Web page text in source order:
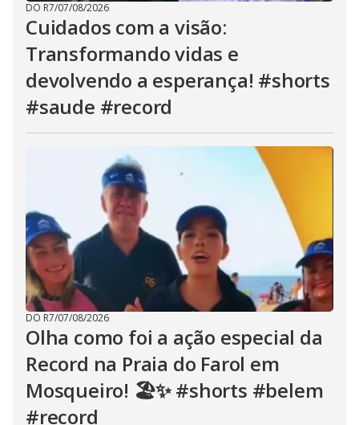
DO R7/07/08/2026
Cuidados com a visão:
Transformando vidas e
devolvendo a esperança! #shorts
#saude #record
DO R7/07/08/2026
Olha como foi a ação especial da
Record na Praia do Farol em
Mosqueiro! 🏖️✨ #shorts #belem
#record